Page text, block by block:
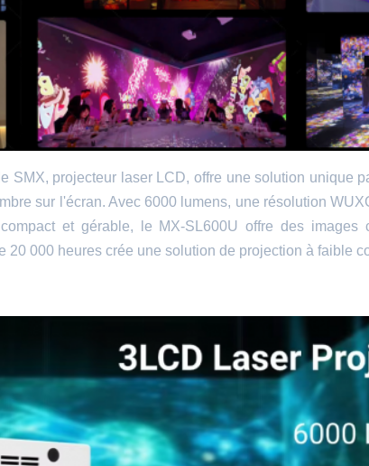
SMX, projecteur laser LCD, offre une solution unique
sur l'écran. Avec 6000 lumens, une résolution
et gérable, le MX-SL600U offre des images
20 000 heures crée une solution de projection à faible